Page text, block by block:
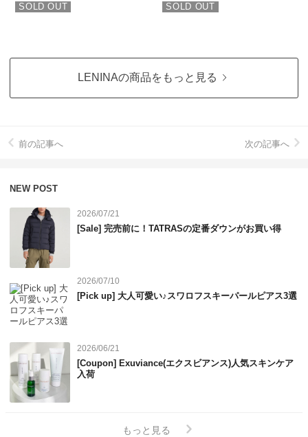
SOLD OUT SOLD OUT
LENINAの商品をもっと見る
前の記事へ 次の記事へ
NEW POST
2026/07/21
[Sale] 完売前に！TATRASの定番ダウンがお買い得
2026/07/10
[Pick up] 大人可愛い♪スワロフスキーパールピアス3選
2026/06/21
[Coupon] Exuviance(エクスビアンス)人気スキンケア
入荷
もっと見る